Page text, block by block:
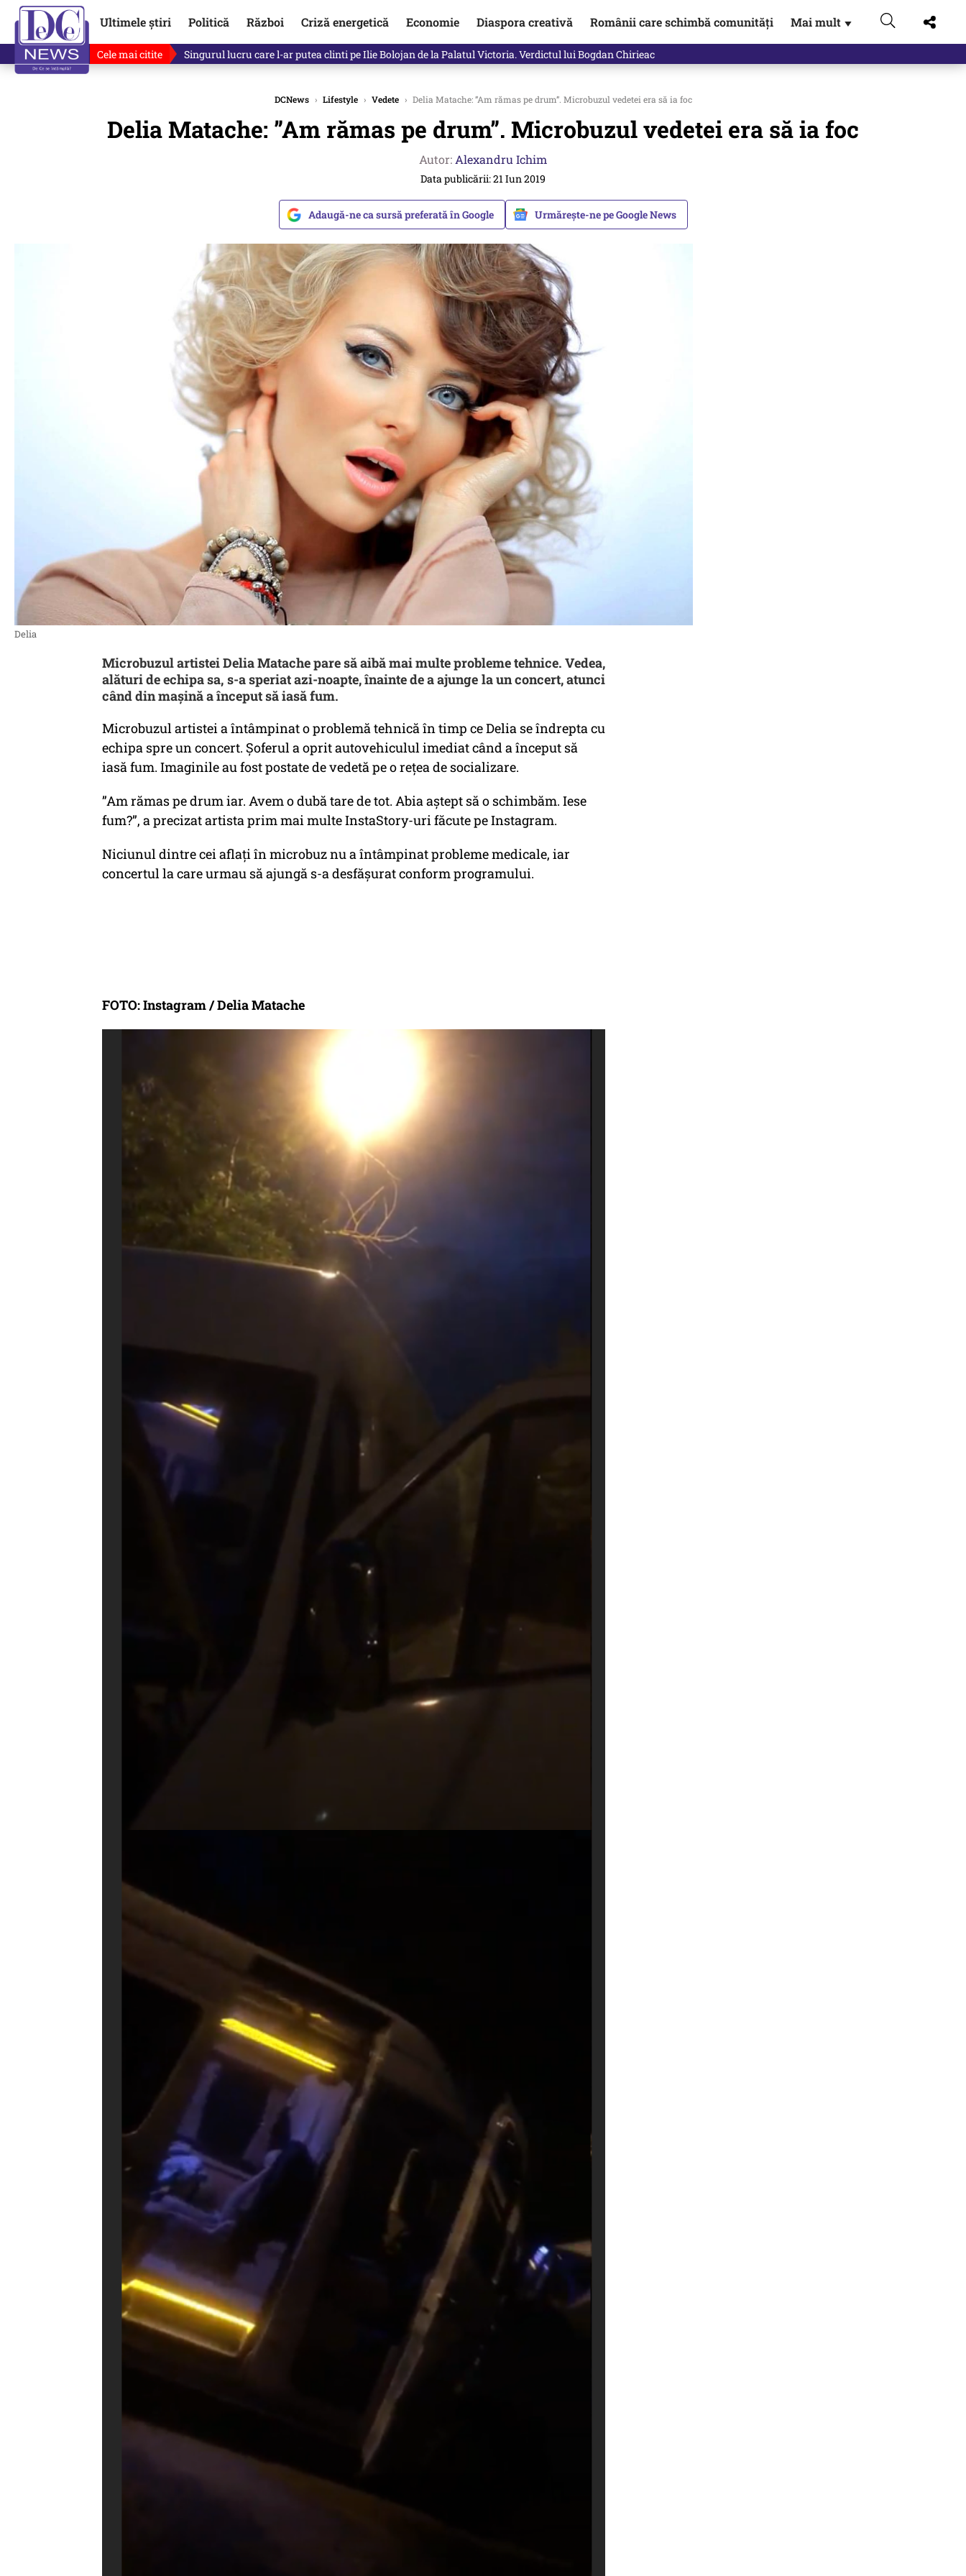
Ultimele știri Politică Război Criză energetică Economie Diaspora creativă Românii care schimbă comunități Mai mult ▼
Cele mai citite Ce se întâmplă cu primul buletin electronic, decizia luată astăzi de Guvern pentru toți românii
DCNews › Lifestyle › Vedete › Delia Matache: ”Am rămas pe drum”. Microbuzul vedetei era să ia foc
Delia Matache: ”Am rămas pe drum”. Microbuzul vedetei era să ia foc
Autor: Alexandru Ichim
Data publicării: 21 Iun 2019
Adaugă-ne ca sursă preferată în Google Urmărește-ne pe Google News
Delia
Microbuzul artistei Delia Matache pare să aibă mai multe probleme tehnice. Vedea,
alături de echipa sa, s-a speriat azi-noapte, înainte de a ajunge la un concert, atunci
când din mașină a început să iasă fum.
Microbuzul artistei a întâmpinat o problemă tehnică în timp ce Delia se îndrepta cu
echipa spre un concert. Șoferul a oprit autovehiculul imediat când a început să
iasă fum. Imaginile au fost postate de vedetă pe o rețea de socializare.
”Am rămas pe drum iar. Avem o dubă tare de tot. Abia aștept să o schimbăm. Iese
fum?”, a precizat artista prim mai multe InstaStory-uri făcute pe Instagram.
Niciunul dintre cei aflați în microbuz nu a întâmpinat probleme medicale, iar
concertul la care urmau să ajungă s-a desfășurat conform programului.
FOTO: Instagram / Delia Matache